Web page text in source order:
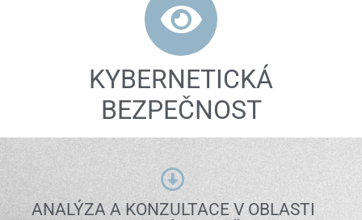
KYBERNETICKÁ
BEZPEČNOST
ANALÝZA A KONZULTACE V OBLASTI